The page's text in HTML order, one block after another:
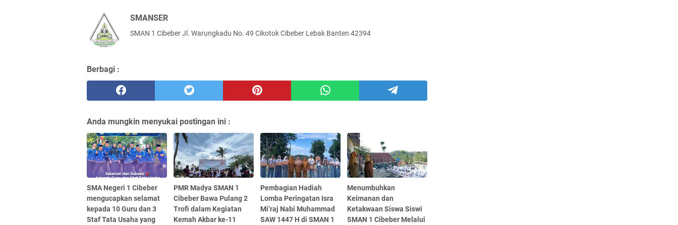
SMANSER
SMAN 1 Cibeber Jl. Warungkadu No. 49 Cikotok Cibeber Lebak Banten 42394
Berbagi :
Anda mungkin menyukai postingan ini :
SMA Negeri 1 Cibeber
mengucapkan selamat
kepada 10 Guru dan 3
Staf Tata Usaha yang
PMR Madya SMAN 1
Cibeber Bawa Pulang 2
Trofi dalam Kegiatan
Kemah Akbar ke-11
Pembagian Hadiah
Lomba Peringatan Isra
Mi’raj Nabi Muhammad
SAW 1447 H di SMAN 1
Menumbuhkan
Keimanan dan
Ketakwaan Siswa Siswi
SMAN 1 Cibeber Melalui